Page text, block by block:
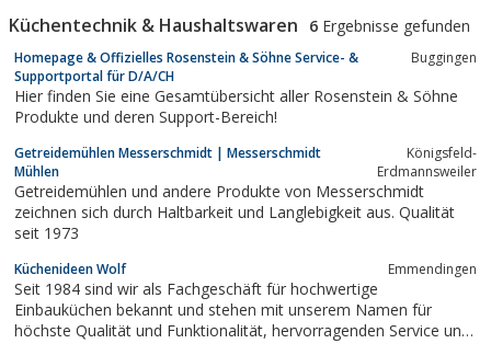
Küchentechnik & Haushaltswaren 6 Ergebnisse gefunden
Homepage & Offizielles Rosenstein & Söhne Service- &
Supportportal für D/A/CH
Buggingen
Hier finden Sie eine Gesamtübersicht aller Rosenstein & Söhne
Produkte und deren Support-Bereich!
Getreidemühlen Messerschmidt | Messerschmidt
Mühlen
Königsfeld-
Erdmannsweiler
Getreidemühlen und andere Produkte von Messerschmidt
zeichnen sich durch Haltbarkeit und Langlebigkeit aus. Qualität
seit 1973
Küchenideen Wolf Emmendingen
Seit 1984 sind wir als Fachgeschäft für hochwertige
Einbauküchen bekannt und stehen mit unserem Namen für
höchste Qualität und Funktionalität, hervorragenden Service und